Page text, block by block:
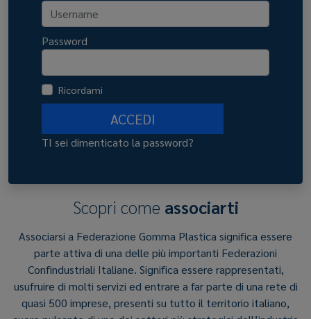
Password
Ricordami
ACCEDI
TI sei dimenticato la password?
Scopri come associarti
Associarsi a Federazione Gomma Plastica significa essere
parte attiva di una delle più importanti Federazioni
Confindustriali Italiane. Significa essere rappresentati,
usufruire di molti servizi ed entrare a far parte di una rete di
quasi 500 imprese, presenti su tutto il territorio italiano,